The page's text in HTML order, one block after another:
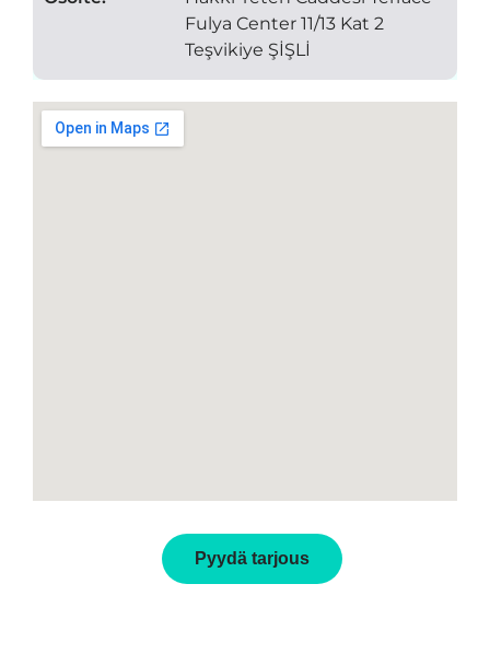
Fulya Center 11/13 Kat 2
Teşvikiye ŞİŞLİ
Pyydä tarjous